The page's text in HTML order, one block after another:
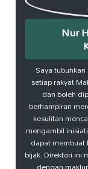
Nur
Saya
setiap rakyat
dan boleh
berhampiran
kesulitan
mengambil
dapat
bijak. Direktori ini